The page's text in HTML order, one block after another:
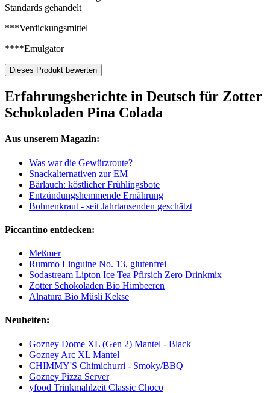
Standards gehandelt
***Verdickungsmittel
****Emulgator
Dieses Produkt bewerten
Erfahrungsberichte in Deutsch für Zotter
Schokoladen Pina Colada
Aus unserem Magazin:
Was war die Gewürzroute?
Snackalternativen zur EM
Bärlauch: köstlicher Frühlingsbote
Entzündungshemmende Ernährung
Bohnenkraut - seit Jahrtausenden geschätzt
Piccantino entdecken:
Meßmer
Rummo Linguine No. 13, glutenfrei
Sodastream Lipton Ice Tea Pfirsich Zero Drinkmix
Zotter Schokoladen Bio Himbeeren
Alnatura Bio Müsli Kekse
Neuheiten:
Gozney Dome XL (Gen 2) Mantel - Black
Gozney Arc XL Mantel
CHIMMY'S Chimichurri - Smoky/BBQ
Gozney Pizza Server
yfood Trinkmahlzeit Classic Choco